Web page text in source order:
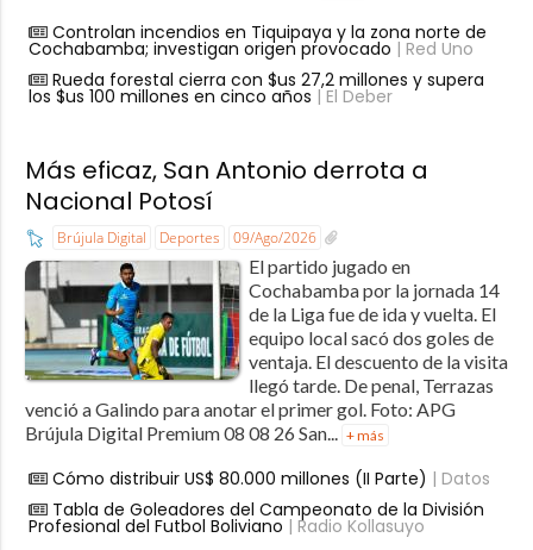
Controlan incendios en Tiquipaya y la zona norte de
Cochabamba; investigan origen provocado | Red Uno
Rueda forestal cierra con $us 27,2 millones y supera
los $us 100 millones en cinco años | El Deber
Más eficaz, San Antonio derrota a
Nacional Potosí
Brújula Digital Deportes 09/Ago/2026
El partido jugado en
Cochabamba por la jornada 14
de la Liga fue de ida y vuelta. El
equipo local sacó dos goles de
ventaja. El descuento de la visita
llegó tarde. De penal, Terrazas
venció a Galindo para anotar el primer gol. Foto: APG
Brújula Digital Premium 08 08 26 San... + más
Cómo distribuir US$ 80.000 millones (II Parte) | Datos
Tabla de Goleadores del Campeonato de la División
Profesional del Futbol Boliviano | Radio Kollasuyo